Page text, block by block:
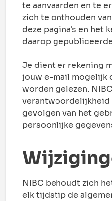
te aanvaarden en te
zich te onthouden
deze pagina's en het
daarop
Je dient er rekening
jouw e-mail mogelijk
worden gelezen.
verantwoordelijkheid
gevolgen van het
persoonlijke
NIBC behoudt zich
elk tijdstip de